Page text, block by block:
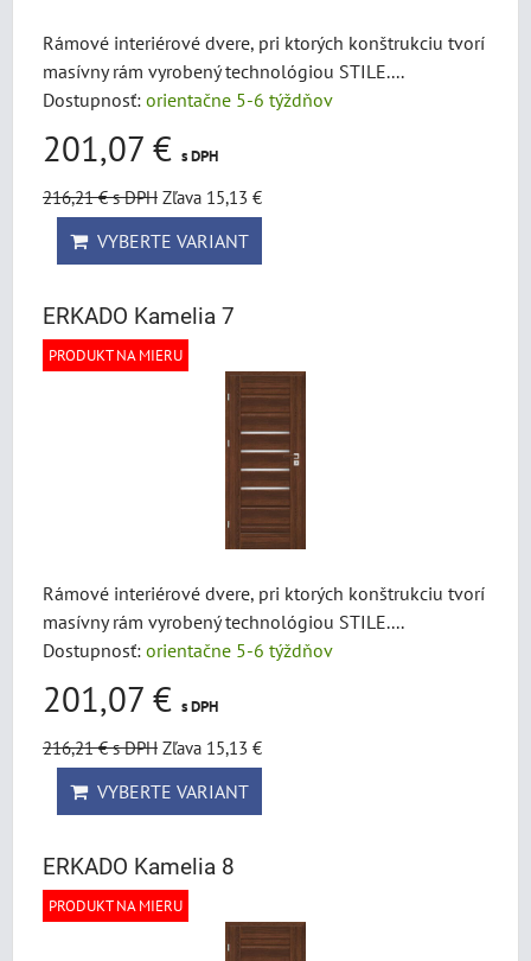
Rámové interiérové dvere, pri ktorých konštrukciu tvorí
masívny rám vyrobený technológiou STILE....
Dostupnosť: orientačne 5-6 týždňov
201,07 € s DPH
216,21 €s DPH Zľava 15,13 €
VYBERTE VARIANT
ERKADO Kamelia 7
PRODUKT NA MIERU
Rámové interiérové dvere, pri ktorých konštrukciu tvorí
masívny rám vyrobený technológiou STILE....
Dostupnosť: orientačne 5-6 týždňov
201,07 € s DPH
216,21 €s DPH Zľava 15,13 €
VYBERTE VARIANT
ERKADO Kamelia 8
PRODUKT NA MIERU